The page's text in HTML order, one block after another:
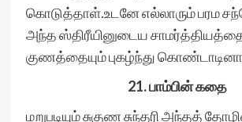
கொடுத்தாள்.உடனே எல்லாரும் பரம
அந்த ஸ்திரீயினுடைய
குணத்தையும் புகழ்ந்து
21. பாம்பின் கதை
மறுபடியும் சுகுண சுந்தரி அந்தத்